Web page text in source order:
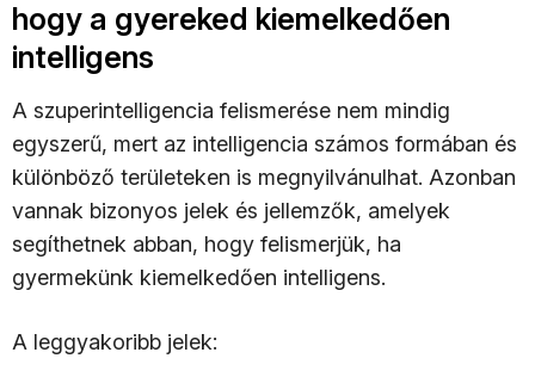
hogy a gyereked kiemelkedően
intelligens
A szuperintelligencia felismerése nem mindig
egyszerű, mert az intelligencia számos formában és
különböző területeken is megnyilvánulhat. Azonban
vannak bizonyos jelek és jellemzők, amelyek
segíthetnek abban, hogy felismerjük, ha
gyermekünk kiemelkedően intelligens.
A leggyakoribb jelek: